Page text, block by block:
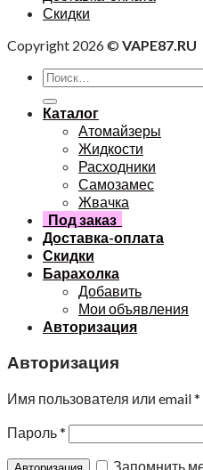
Скидки
Copyright 2026 © VAPE87.RU
Каталог
Атомайзеры
Жидкости
Расходники
Самозамес
Жвачка
Под заказ
Доставка-оплата
Скидки
Барахолка
Добавить
Мои объявления
Авторизация
Авторизация
Имя пользователя или email*
Пароль*
Запомнить